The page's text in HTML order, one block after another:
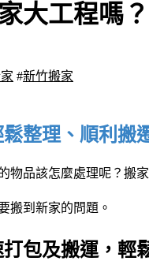
大工程嗎
#新竹搬家
整理 、順利搬
品該怎麼處理呢？搬家
搬到新家的問題。
包及搬運，輕